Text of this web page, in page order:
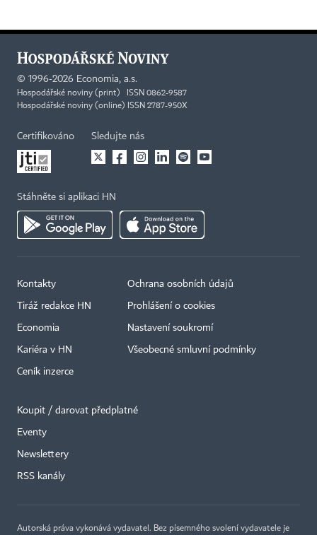
© 1996-2026 Economia, a.s.
Hospodářské noviny (print) ISSN 0862-9587
Hospodářské noviny (online) ISSN 2787-950X
Certifikováno Sledujte nás
Stáhněte si aplikaci HN
Kontakty
Tiráž redakce HN
Economia
Kariéra v HN
Ceník inzerce
Ochrana osobních údajů
Prohlášení o cookies
Nastavení soukromí
Všeobecné smluvní podmínky
Koupit / darovat předplatné
Eventy
Newslettery
RSS kanály
Autorská práva vykonává vydavatel. Bez písemného svolení vydavatele je